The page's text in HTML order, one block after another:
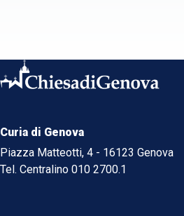
Curia di Genova
Piazza Matteotti, 4 - 16123 Genova
Tel. Centralino 010 2700.1